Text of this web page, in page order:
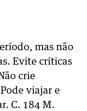
mas não
Evite críticas
crie
viajar e
C. 184 M.